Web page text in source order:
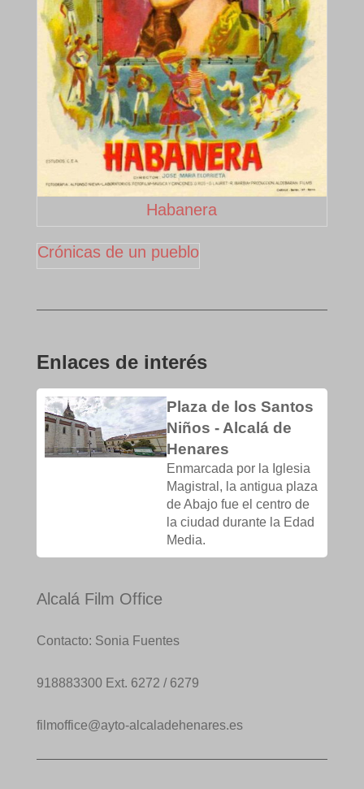
Habanera
Crónicas de un pueblo
Enlaces de interés
Plaza de los Santos
Niños - Alcalá de
Henares
Enmarcada por la Iglesia
Magistral, la antigua plaza
de Abajo fue el centro de
la ciudad durante la Edad
Media.
Alcalá Film Office
Contacto: Sonia Fuentes
918883300 Ext. 6272 / 6279
filmoffice@ayto-alcaladehenares.es